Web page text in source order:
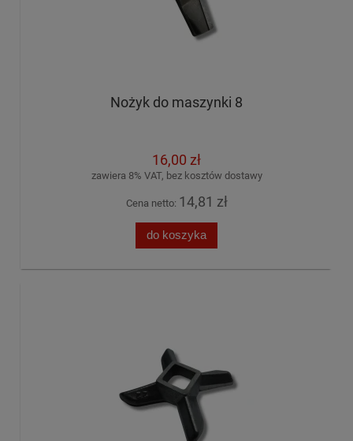
Nożyk do maszynki 8
16,00 zł
zawiera 8% VAT, bez kosztów dostawy
Cena netto: 14,81 zł
do koszyka